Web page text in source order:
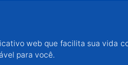
web que facilita sua vida
para você.